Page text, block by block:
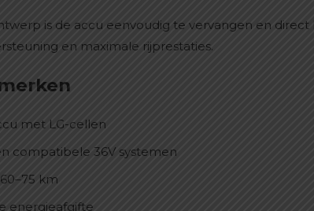
is de accu eenvoudig te vervangen en
en maximale rijprestaties.
met LG-cellen
compatibele 36V systemen
km
energieafgifte